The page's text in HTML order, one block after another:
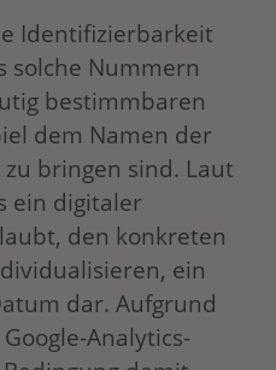
Identifizierbarkeit
solche Nummern
bestimmbaren
dem Namen der
bringen sind. Laut
ein digitaler
den konkreten
ein
dar. Aufgrund
Analytics-